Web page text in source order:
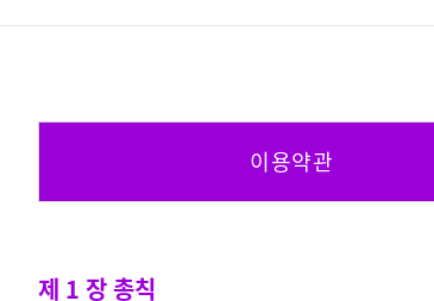
이용약관
제 1 장 총칙